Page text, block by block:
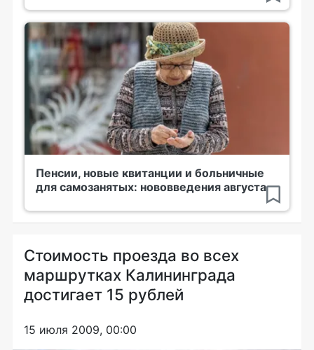
Пенсии, новые квитанции и больничные
для самозанятых: нововведения августа
Стоимость проезда во всех
маршрутках Калининграда
достигает 15 рублей
15 июля 2009, 00:00